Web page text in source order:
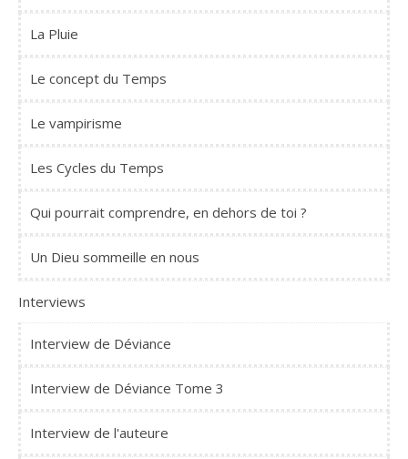
La Pluie
Le concept du Temps
Le vampirisme
Les Cycles du Temps
Qui pourrait comprendre, en dehors de toi ?
Un Dieu sommeille en nous
Interviews
Interview de Déviance
Interview de Déviance Tome 3
Interview de l'auteure